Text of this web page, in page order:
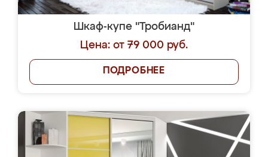
Шкаф-купе "Тробианд"
Цена: от 79 000 руб.
ПОДРОБНЕЕ